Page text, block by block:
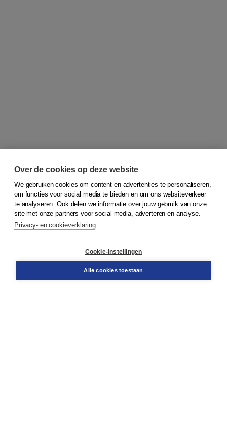
© 2026Koninklijke Boom uitgevers
Bestellen
Over de cookies op deze website
We gebruiken cookies om content en advertenties te personaliseren,
om functies voor social media te bieden en om ons websiteverkeer
te analyseren. Ook delen we informatie over jouw gebruik van onze
site met onze partners voor social media, adverteren en analyse.
Privacy- en cookieverklaring
Cookie-instellingen
Alle cookies toestaan